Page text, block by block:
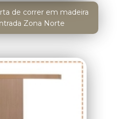
de correr em madeira
Zona Norte